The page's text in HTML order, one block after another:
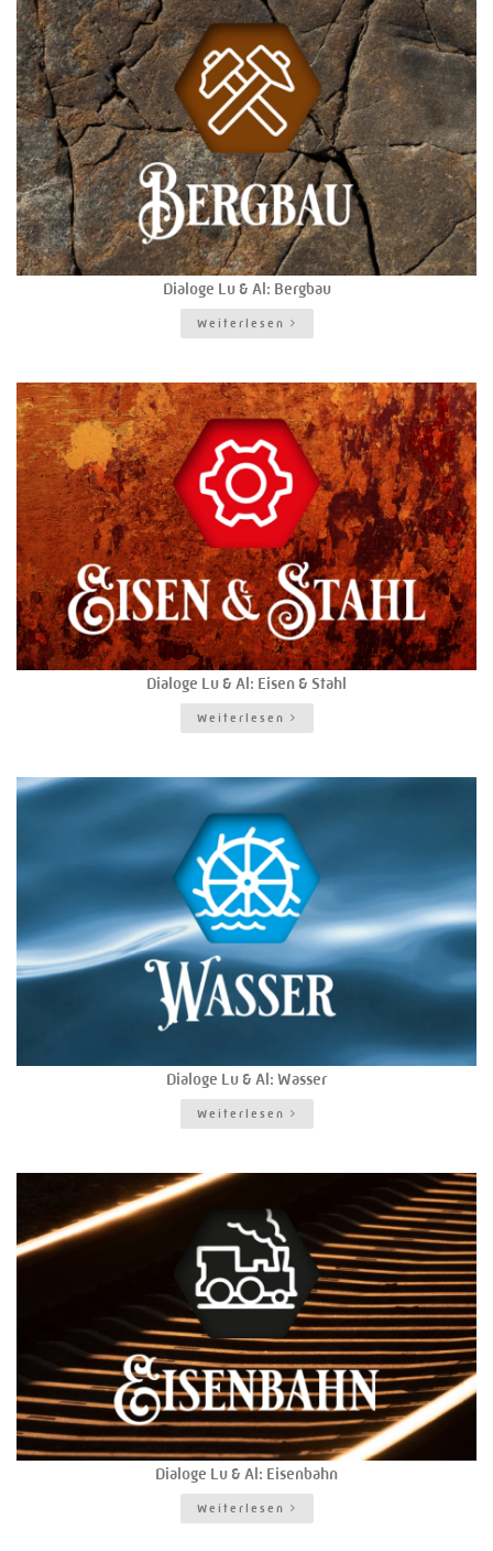
Dialoge Lu & Al: Bergbau
Weiterlesen
Dialoge Lu & Al: Eisen & Stahl
Weiterlesen
Dialoge Lu & Al: Wasser
Weiterlesen
Dialoge Lu & Al: Eisenbahn
Weiterlesen